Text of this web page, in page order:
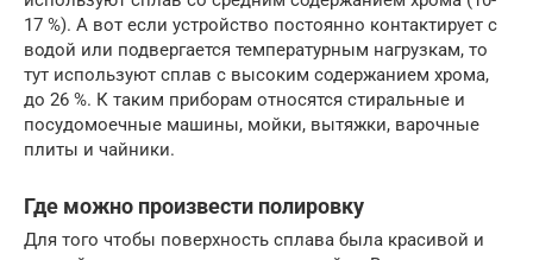
17 %). А вот если устройство постоянно контактирует с
водой или подвергается температурным нагрузкам, то
тут используют сплав с высоким содержанием хрома,
до 26 %. К таким приборам относятся стиральные и
посудомоечные машины, мойки, вытяжки, варочные
плиты и чайники.
Где можно произвести полировку
Для того чтобы поверхность сплава была красивой и